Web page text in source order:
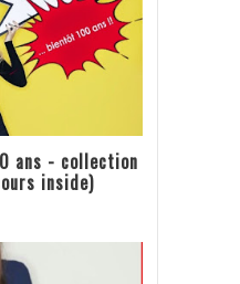
ans - collection
inside)